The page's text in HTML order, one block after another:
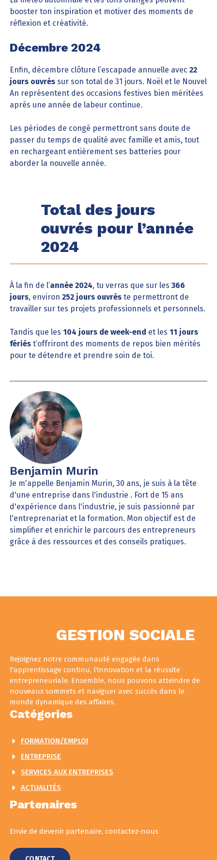
booster ton inspiration et motiver des moments de
réflexion et créativité.
Décembre 2024
Enfin, décembre clôture l’escapade annuelle avec 22
jours ouvrés sur son total de 31 jours. Noël et le Nouvel
An représentent des occasions festives bien méritées
après une année de labeur continue.
Les périodes de congé permettront sans doute de
passer du temps de qualité avec famille et amis, tout
en rechargeant entièrement ses batteries pour
aborder la nouvelle année.
Total des jours
ouvrés pour l’année
2024
À la fin de l’année 2024, tu verras que sur les 366
jours, environ 252 jours ouvrés te permettront de
travailler sur tes projets professionnels et personnels.
Tandis que les 104 jours de week-end et les 11 jours
fériés t’offriront des moments de repos bien mérités
pour te détendre et prendre soin de toi.
Benjamin Murin
Je m'appelle Benjamin Murin, 30 ans, je suis à la tête
d'une entreprise dans l'industrie . Fort de 15 ans
d'expérience dans l'industrie, je suis passionné par
l'entreprenariat et la formation. Mon objectif est de
simplifier et enrichir le parcours des entrepreneurs
grâce à des ressources et des conseils pratiques.
GESTION SOCIALE
Rejoignez notre communauté engagée dans
l'apprentissage continu, l'innovation et la réussite
entrepreneuriale. Ensemble, nous pouvons atteindre de
nouveaux sommets et naviguer avec succès dans le
monde dynamique des affaires.
Catégories
FORMATION/EMPLOI
ENTREPRISE
SERVICES AUX ENTREPRISES
ACTUALITÉS
Partenaires
Envie de devenir partenaire, contactez-nous